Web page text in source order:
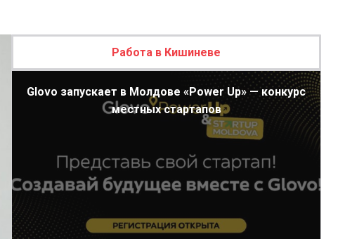
Работа в Кишиневе
Glovo запускает в Молдове «Power Up» — конкурс
местных стартапов